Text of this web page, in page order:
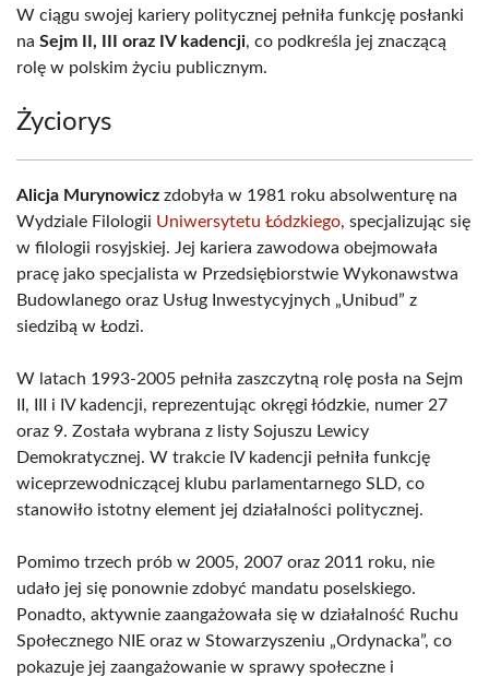
W ciągu swojej kariery politycznej pełniła funkcję posłanki
na Sejm II, III oraz IV kadencji, co podkreśla jej znaczącą
rolę w polskim życiu publicznym.
Życiorys
Alicja Murynowicz zdobyła w 1981 roku absolwenturę na
Wydziale Filologii Uniwersytetu Łódzkiego, specjalizując się
w filologii rosyjskiej. Jej kariera zawodowa obejmowała
pracę jako specjalista w Przedsiębiorstwie Wykonawstwa
Budowlanego oraz Usług Inwestycyjnych „Unibud” z
siedzibą w Łodzi.
W latach 1993-2005 pełniła zaszczytną rolę posła na Sejm
II, III i IV kadencji, reprezentując okręgi łódzkie, numer 27
oraz 9. Została wybrana z listy Sojuszu Lewicy
Demokratycznej. W trakcie IV kadencji pełniła funkcję
wiceprzewodniczącej klubu parlamentarnego SLD, co
stanowiło istotny element jej działalności politycznej.
Pomimo trzech prób w 2005, 2007 oraz 2011 roku, nie
udało jej się ponownie zdobyć mandatu poselskiego.
Ponadto, aktywnie zaangażowała się w działalność Ruchu
Społecznego NIE oraz w Stowarzyszeniu „Ordynacka”, co
pokazuje jej zaangażowanie w sprawy społeczne i